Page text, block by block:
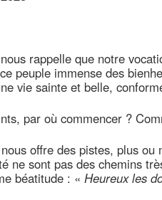
rappelle que notre
peuple immense des
vie sainte et belle,
par où commencer ?
nous offre des pistes, plus
ne sont pas des chemins
béatitude : « Heureux les